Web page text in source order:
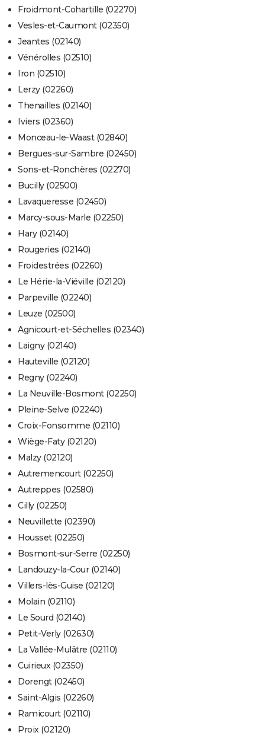
Froidmont-Cohartille (02270)
Vesles-et-Caumont (02350)
Jeantes (02140)
Vénérolles (02510)
Iron (02510)
Lerzy (02260)
Thenailles (02140)
Iviers (02360)
Monceau-le-Waast (02840)
Bergues-sur-Sambre (02450)
Sons-et-Ronchères (02270)
Bucilly (02500)
Lavaqueresse (02450)
Marcy-sous-Marle (02250)
Hary (02140)
Rougeries (02140)
Froidestrées (02260)
Le Hérie-la-Viéville (02120)
Parpeville (02240)
Leuze (02500)
Agnicourt-et-Séchelles (02340)
Laigny (02140)
Hauteville (02120)
Regny (02240)
La Neuville-Bosmont (02250)
Pleine-Selve (02240)
Croix-Fonsomme (02110)
Wiège-Faty (02120)
Malzy (02120)
Autremencourt (02250)
Autreppes (02580)
Cilly (02250)
Neuvillette (02390)
Housset (02250)
Bosmont-sur-Serre (02250)
Landouzy-la-Cour (02140)
Villers-lès-Guise (02120)
Molain (02110)
Le Sourd (02140)
Petit-Verly (02630)
La Vallée-Mulâtre (02110)
Cuirieux (02350)
Dorengt (02450)
Saint-Algis (02260)
Ramicourt (02110)
Proix (02120)